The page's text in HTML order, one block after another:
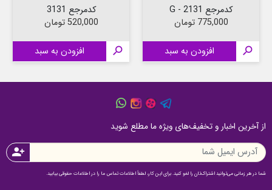
کدمرجع 2131 - G
قیمت
775,000 تومان
 افزودن به سبد
کدمرجع 3131
قیمت
520,000 تومان
 افزودن به سبد
از آخرین اخبار و تخفیف‌های ویژه ما مطلع شوید
person_add
شما در هر زمانی می‌توانید اشتراک‌تان را لغو کنید. برای این کار، لطفاً اطلاعات تماس ما را در اطلاعات حقوقی بیابید.